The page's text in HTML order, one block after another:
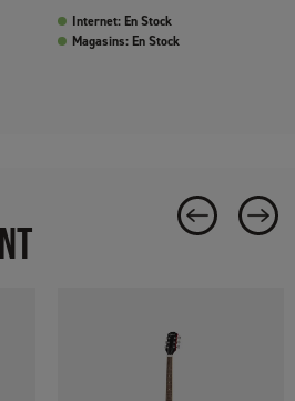
Internet: En Stock
Magasins: En Stock